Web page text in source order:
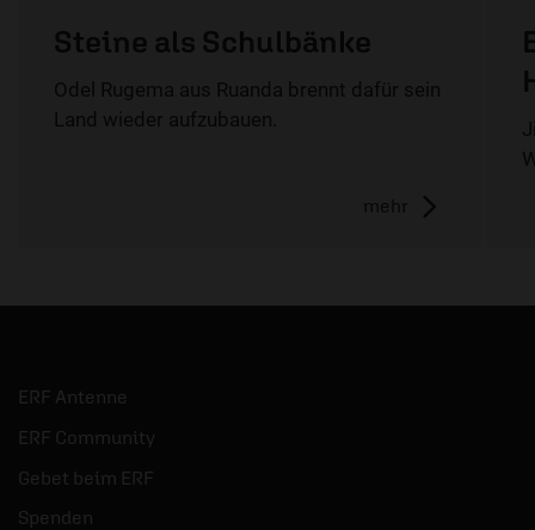
Steine als Schulbänke
Odel Rugema aus Ruanda brennt dafür sein
Land wieder aufzubauen.
mehr
ERF Antenne
ERF Community
Gebet beim ERF
Spenden